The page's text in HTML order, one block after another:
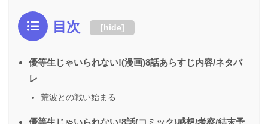
目次 [hide]
優等生じゃいられない!(漫画)8話あらすじ内容/ネタバ
レ
荒波との戦い始まる
優等生じゃいられない!8話(コミック)感想/考察/結末予